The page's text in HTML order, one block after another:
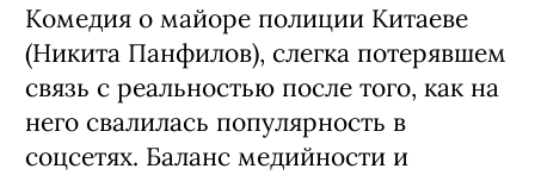
Комедия о майоре полиции Китаеве
(Никита Панфилов), слегка потерявшем
связь с реальностью после того, как на
него свалилась популярность в
соцсетях. Баланс медийности и